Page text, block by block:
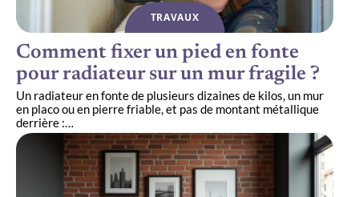
TRAVAUX
Comment fixer un pied en fonte
pour radiateur sur un mur fragile ?
Un radiateur en fonte de plusieurs dizaines de kilos, un mur
en placo ou en pierre friable, et pas de montant métallique
derrière :…